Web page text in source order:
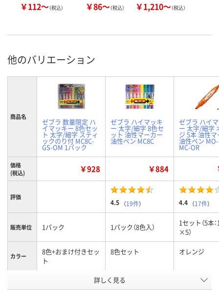
￥112～（税込） ￥86～（税込） ￥1,210～（税込）
他のバリエーション
商品名
ゼブラ 数量限定 ハ
イマッキー 8色セッ
ト 太字/細字 スティ
ックのり付 MC8C-
GS-OM 1パック
ゼブラ ハイマッキ
ー 太字/細字 8色セ
ット 油性マーカー
油性ペン MC8C
ゼブラ ハイ
ー 太字/細字
ジ 5本 油性
油性ペン
MC-OR
価格
(税込)
￥928 ￥884
評価
4.5 （19件） 4.4 （17件）
販売単位 1パック 1パック（8色入）
1セット（5本
×5）
カラー
8色+おまけ付きセッ
ト
8色セット オレンジ
895607 8241673
詳しく見る